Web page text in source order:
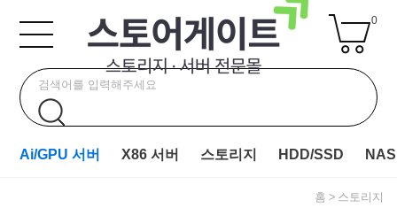
0
Ai/GPU 서버 X86 서버 스토리지 HDD/SSD NAS
홈 스토리지